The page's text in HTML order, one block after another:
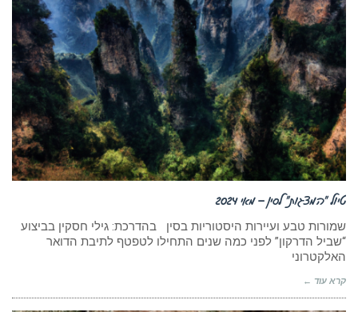
טיול “המצגות” לסין – מאי 2024
שמורות טבע ועיירות היסטוריות בסין בהדרכת: גילי חסקין בביצוע
“שביל הדרקון” לפני כמה שנים התחילו לטפטף לתיבת הדואר
האלקטרוני
קרא עוד ←